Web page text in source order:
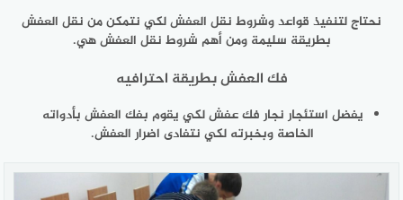
نحتاج لتنفيذ قواعد وشروط نقل العفش لكي نتمكن من نقل العفش
بطريقة سليمة ومن أهم شروط نقل العفش هي.
فك العفش بطريقة احترافيه
يفضل استئجار نجار فك عفش لكي يقوم بفك العفش بأدواته
الخاصة وبخبرته لكي نتفادى اضرار العفش.